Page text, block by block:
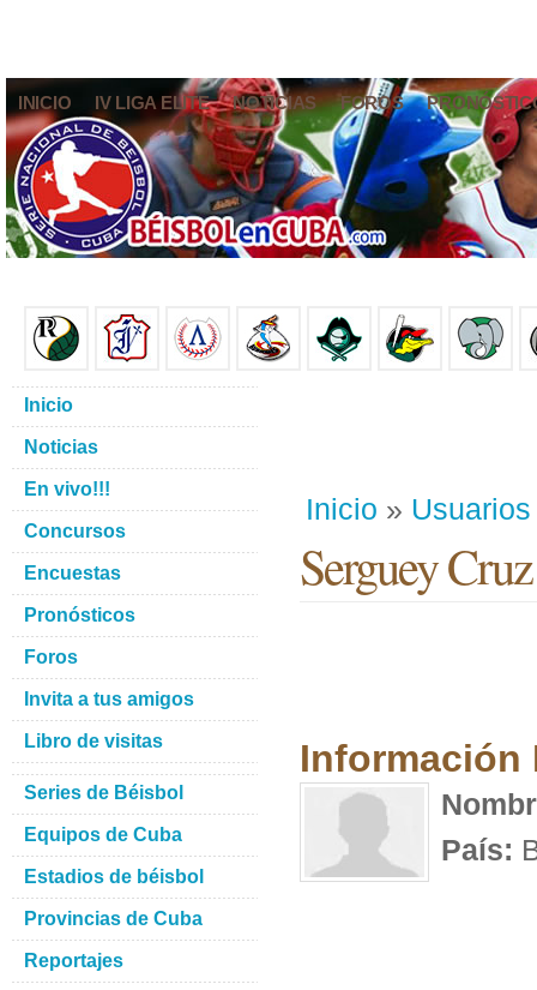
INICIO IV LIGA ELITE NOTICIAS FOROS
Inicio » Usuarios
Serguey
Información
País:
Inicio
Noticias
En vivo!!!
Concursos
Encuestas
Pronósticos
Foros
Invita a tus amigos
Libro de visitas
Series de Béisbol
Equipos de Cuba
Estadios de béisbol
Provincias de Cuba
Reportajes